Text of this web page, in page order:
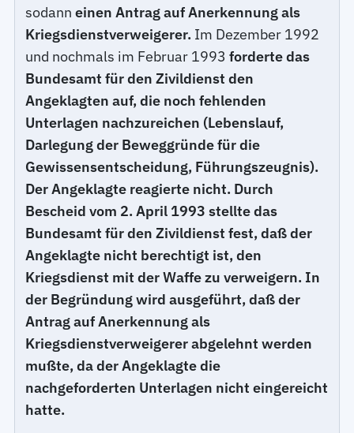
sodanneinen Antrag auf Anerkennung als
Kriegsdienstverweigerer. Im Dezember 1992
und nochmals im Februar 1993forderte das
Bundesamt für den Zivildienst den
Angeklagten auf, die noch fehlenden
Unterlagen nachzureichen (Lebenslauf,
Darlegung der Beweggründe für die
Gewissensentscheidung, Führungszeugnis).
Der Angeklagte reagierte nicht. Durch
Bescheid vom 2. April 1993 stellte das
Bundesamt für den Zivildienst fest, daß der
Angeklagte nicht berechtigt ist, den
Kriegsdienst mit der Waffe zu verweigern. In
der Begründung wird ausgeführt, daß der
Antrag auf Anerkennung als
Kriegsdienstverweigerer abgelehnt werden
mußte, da der Angeklagte die
nachgeforderten Unterlagen nicht eingereicht
hatte.